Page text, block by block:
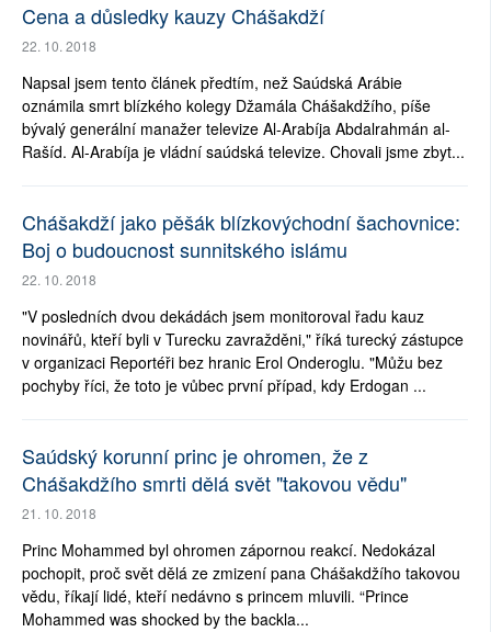
Cena a důsledky kauzy Chášakdží
22. 10. 2018
Napsal jsem tento článek předtím, než Saúdská Arábie
oznámila smrt blízkého kolegy Džamála Chášakdžího, píše
bývalý generální manažer televize Al-Arabíja Abdalrahmán al-
Rašíd. Al-Arabíja je vládní saúdská televize. Chovali jsme zbyt...
Chášakdží jako pěšák blízkovýchodní šachovnice:
Boj o budoucnost sunnitského islámu
22. 10. 2018
"V posledních dvou dekádách jsem monitoroval řadu kauz
novinářů, kteří byli v Turecku zavražděni," říká turecký zástupce
v organizaci Reportéři bez hranic Erol Onderoglu. "Můžu bez
pochyby říci, že toto je vůbec první případ, kdy Erdogan ...
Saúdský korunní princ je ohromen, že z
Chášakdžího smrti dělá svět "takovou vědu"
21. 10. 2018
Princ Mohammed byl ohromen zápornou reakcí. Nedokázal
pochopit, proč svět dělá ze zmizení pana Chášakdžího takovou
vědu, říkají lidé, kteří nedávno s princem mluvili. “Prince
Mohammed was shocked by the backla...